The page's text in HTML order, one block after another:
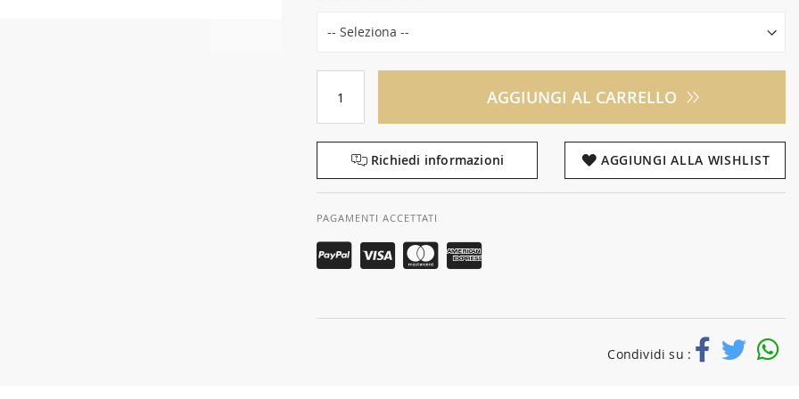
AGGIUNGI AL CARRELLO
Richiedi informazioni AGGIUNGI ALLA WISHLIST
PAGAMENTI ACCETTATI
Condividi su :